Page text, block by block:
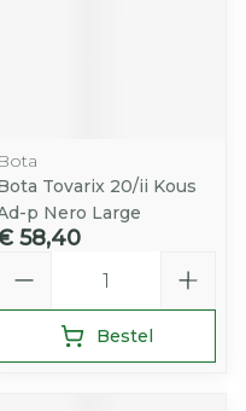
Bota
Tovarix 20/ii Kous
p Nero Large
58,40
Bestel